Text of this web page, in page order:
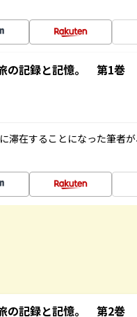
の記録と記憶。 第1巻
滞在することになった筆者
の記録と記憶。 第2巻